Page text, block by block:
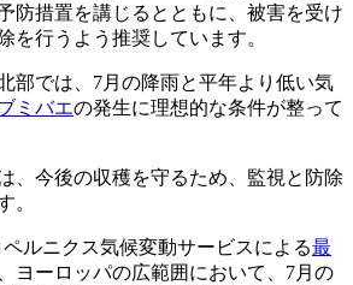
防措置を講じるとともに、被害を受け
を行うよう推奨しています。
部では、7月の降雨と平年より低い気
ミバエの発生に理想的な条件が整って
、今後の収穫を守るため、監視と防除
。
ルニクス気候変動サービスによる最
ヨーロッパの広範囲において、7月の